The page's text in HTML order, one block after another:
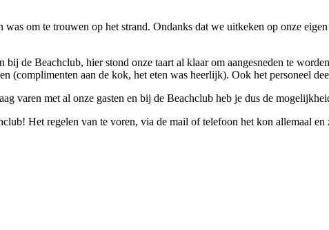
om te trouwen op het strand. Ondanks dat we uitkeken op onze
de Beachclub, hier stond onze taart al klaar om aangesneden te
(complimenten aan de kok, het eten was heerlijk). Ook het personeel
varen met al onze gasten en bij de Beachclub heb je dus de
Het regelen van te voren, via de mail of telefoon het kon allemaal